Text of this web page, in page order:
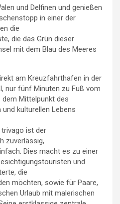
und Delfinen und genießen
in einer der
die
die das Grün dieser
mit dem Blau des Meeres
am Kreuzfahrthafen in der
nur fünf Minuten zu Fuß vom
Mittelpunkt des
kulturellen Lebens
ist der
zuverlässig,
Dies macht es zu einer
und
die
möchten, sowie für Paare,
Urlaub mit malerischen